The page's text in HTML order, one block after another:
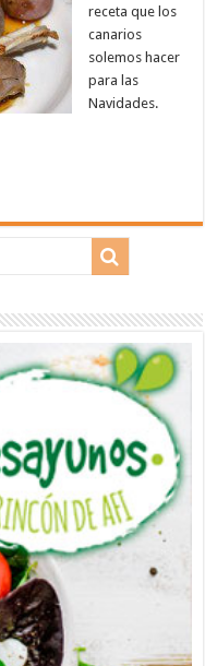
receta que los
canarios
solemos hacer
para las
Navidades.